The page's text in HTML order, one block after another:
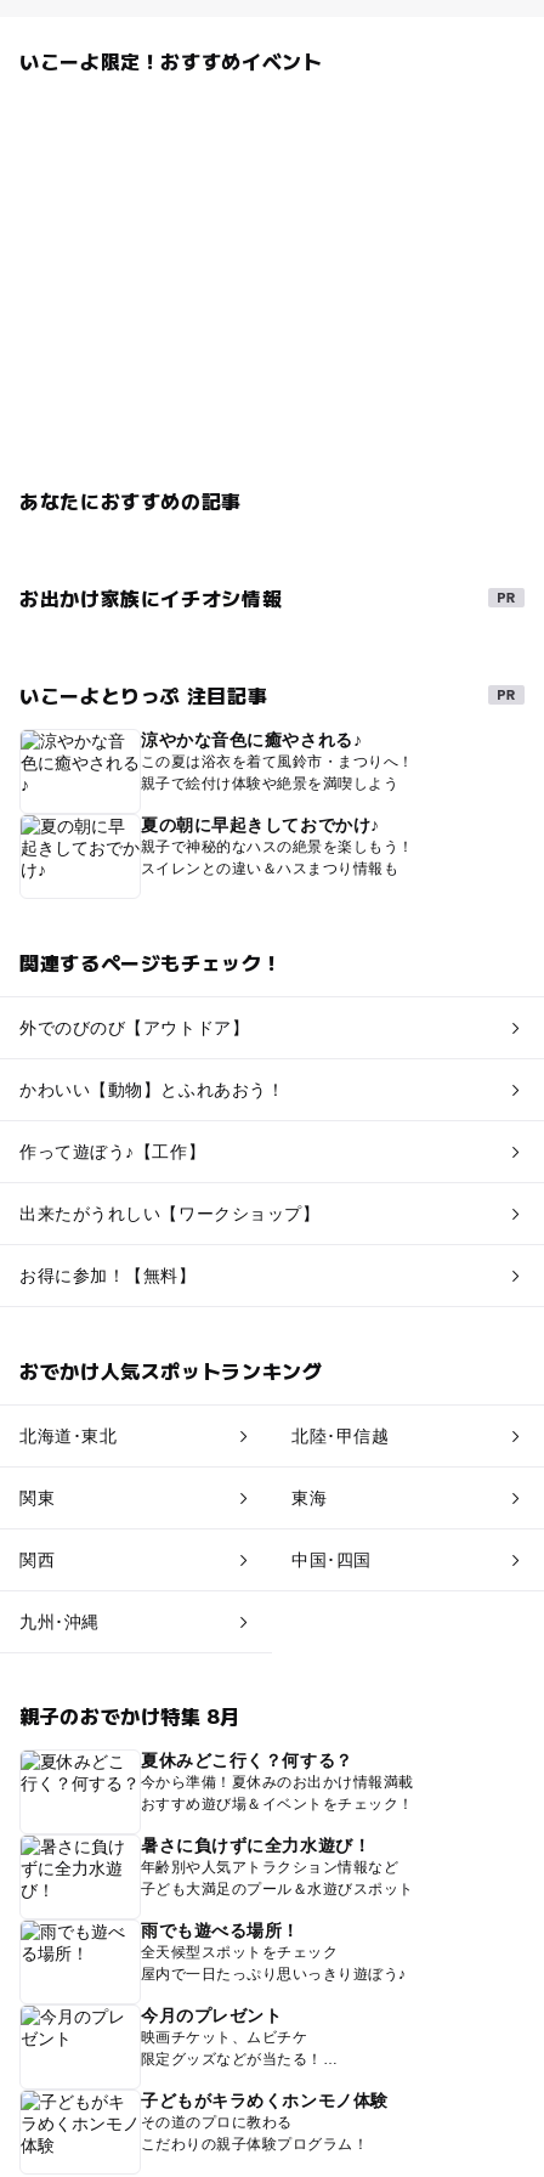
いこーよ限定！おすすめイベント
あなたにおすすめの記事
お出かけ家族にイチオシ情報
いこーよとりっぷ 注目記事
涼やかな音色に癒やされる♪
この夏は浴衣を着て風鈴市・まつりへ！
親子で絵付け体験や絶景を満喫しよう
夏の朝に早起きしておでかけ♪
親子で神秘的なハスの絶景を楽しもう！
スイレンとの違い＆ハスまつり情報も
関連するページもチェック！
外でのびのび【アウトドア】
かわいい【動物】とふれあおう！
作って遊ぼう♪【工作】
出来たがうれしい【ワークショップ】
お得に参加！【無料】
おでかけ人気スポットランキング
北海道･東北 北陸･甲信越
関東 東海
関西 中国･四国
九州･沖縄
親子のおでかけ特集 8月
夏休みどこ行く？何する？
今から準備！夏休みのお出かけ情報満載
おすすめ遊び場＆イベントをチェック！
暑さに負けずに全力水遊び！
年齢別や人気アトラクション情報など
子ども大満足のプール＆水遊びスポット
雨でも遊べる場所！
全天候型スポットをチェック
屋内で一日たっぷり思いっきり遊ぼう♪
今月のプレゼント
映画チケット、ムビチケ
限定グッズなどが当たる！
子どもがキラめくホンモノ体験
その道のプロに教わる
こだわりの親子体験プログラム！